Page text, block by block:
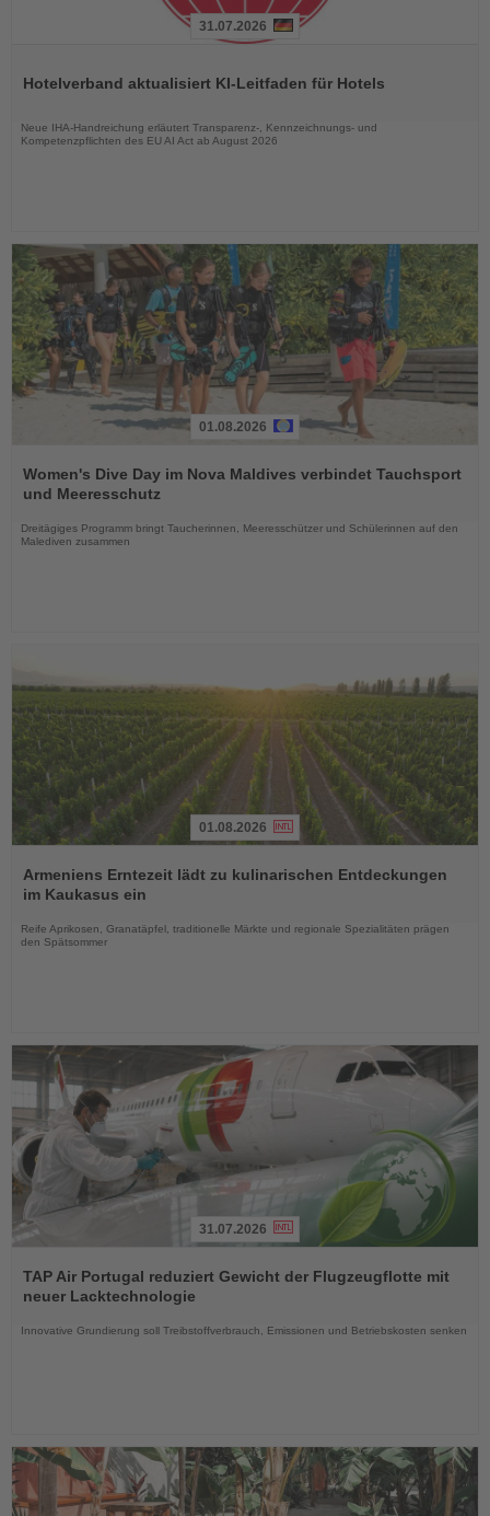
die
31.07.2026
Hotelverband aktualisiert KI-Leitfaden für Hotels
Neue IHA-Handreichung erläutert Transparenz-, Kennzeichnungs- und
Kompetenzpflichten des EU AI Act ab August 2026
Sie
die
01.08.2026
Women's Dive Day im Nova Maldives verbindet Tauchsport
und Meeresschutz
Dreitägiges Programm bringt Taucherinnen, Meeresschützer und Schülerinnen auf den
Malediven zusammen
Sie
die
01.08.2026
Armeniens Erntezeit lädt zu kulinarischen Entdeckungen
im Kaukasus ein
Reife Aprikosen, Granatäpfel, traditionelle Märkte und regionale Spezialitäten prägen
den Spätsommer
Sie
die
31.07.2026
TAP Air Portugal reduziert Gewicht der Flugzeugflotte mit
neuer Lacktechnologie
Innovative Grundierung soll Treibstoffverbrauch, Emissionen und Betriebskosten senken